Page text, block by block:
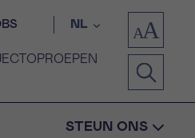
NL
STEUN ONS